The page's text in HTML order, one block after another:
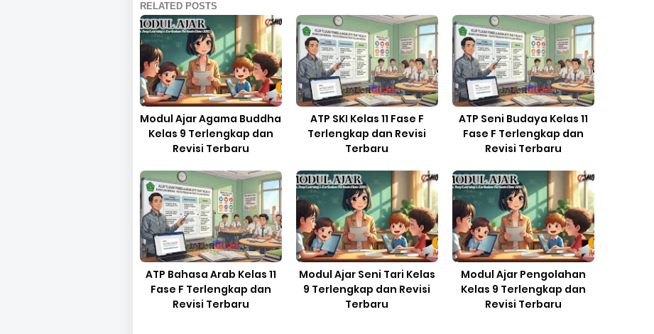
RELATED POSTS
Modul Ajar Agama Buddha
Kelas 9 Terlengkap dan
Revisi Terbaru
ATP SKI Kelas 11 Fase F
Terlengkap dan Revisi
Terbaru
ATP Seni Budaya Kelas 11
Fase F Terlengkap dan
Revisi Terbaru
ATP Bahasa Arab Kelas 11
Fase F Terlengkap dan
Revisi Terbaru
Modul Ajar Seni Tari Kelas
9 Terlengkap dan Revisi
Terbaru
Modul Ajar Pengolahan
Kelas 9 Terlengkap dan
Revisi Terbaru